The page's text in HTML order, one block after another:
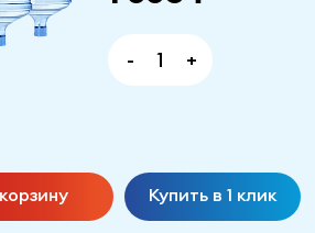
- +
Купить в 1 клик